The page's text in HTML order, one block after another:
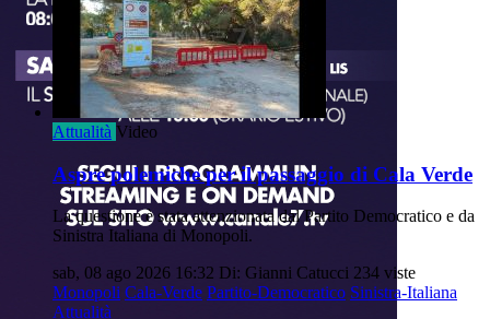
Attualità Video
Aspre polemiche per il passaggio di Cala Verde
La questione è stata attenzionata dal Partito Democratico e da
Sinistra Italiana di Monopoli.
sab, 08 ago 2026 16:32 Di: Gianni Catucci 234 viste
Monopoli Cala-Verde Partito-Democratico Sinistra-Italiana
Attualità